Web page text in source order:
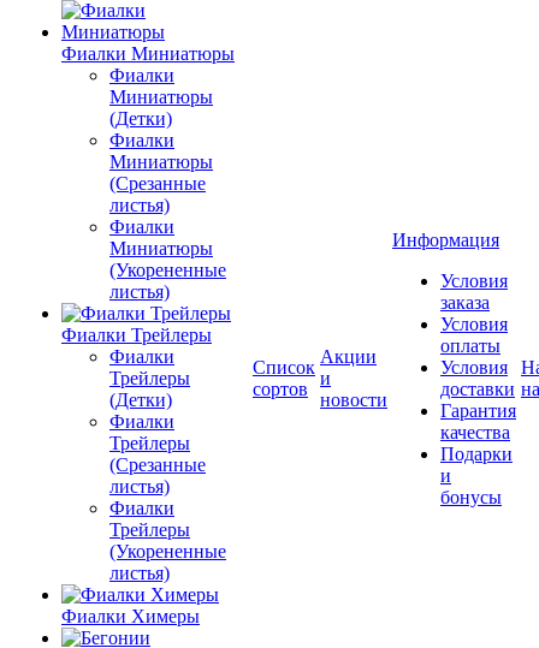
Фиалки Миниатюры
Фиалки
Миниатюры
(Детки)
Фиалки
Миниатюры
(Срезанные
листья)
Фиалки
Миниатюры
(Укорененные
листья)
Фиалки Трейлеры
Фиалки
Трейлеры
(Детки)
Фиалки
Трейлеры
(Срезанные
листья)
Фиалки
Трейлеры
(Укорененные
листья)
Фиалки Химеры
Список
сортов
Акции
и
новости
Информация
Условия
заказа
Условия
оплаты
Условия
доставки
Гарантия
качества
Подарки
и
бонусы